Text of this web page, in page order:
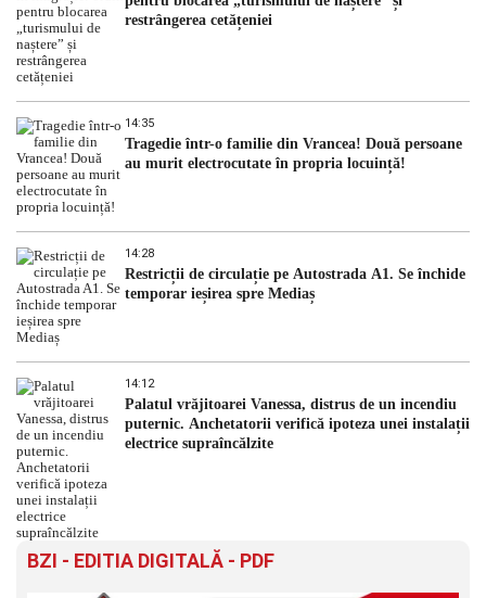
restrângerea cetățeniei
14:35
Tragedie într-o familie din Vrancea! Două persoane
au murit electrocutate în propria locuință!
14:28
Restricții de circulație pe Autostrada A1. Se închide
temporar ieșirea spre Mediaș
14:12
Palatul vrăjitoarei Vanessa, distrus de un incendiu
puternic. Anchetatorii verifică ipoteza unei instalații
electrice supraîncălzite
BZI - EDITIA DIGITALĂ - PDF